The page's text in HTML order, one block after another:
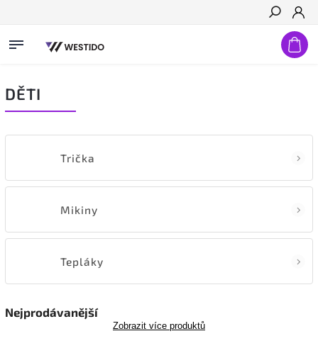
Hledat
DĚTI
Trička
Mikiny
Tepláky
Nejprodávanější
Zobrazit více produktů